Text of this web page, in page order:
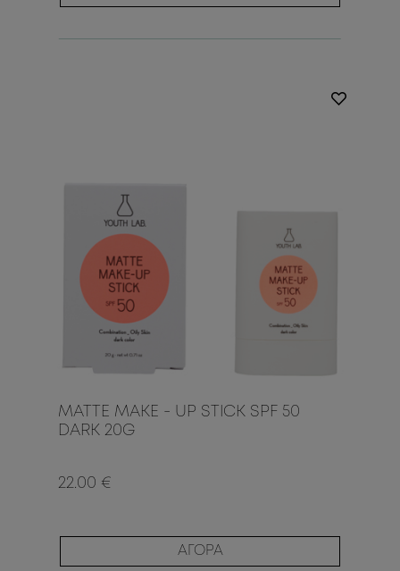
MATTE MAKE - UP STICK SPF 50
DARK 20G
22.00 €
ΑΓΟΡΑ